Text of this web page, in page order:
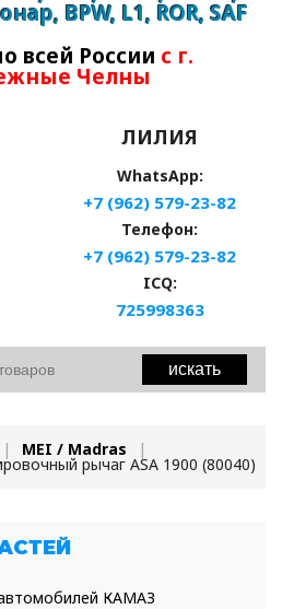
BPW, L1, ROR, SAF
всей России с г.
Челны
ЛИЛИЯ
WhatsApp:
+7 (962) 579-23-82
Телефон:
+7 (962) 579-23-82
ICQ:
725998363
искать
MEI / Madras
рычаг ASA 1900 (80040)
КАМАЗ